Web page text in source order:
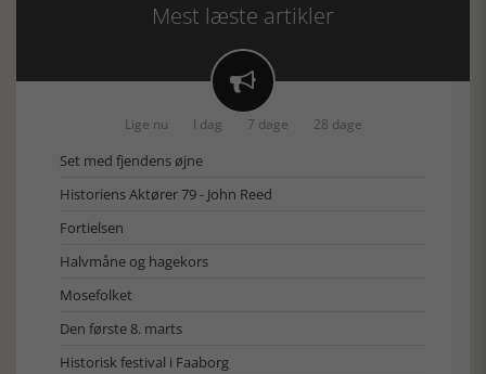
Mest læste artikler

Lige nu I dag 7 dage 28 dage
Set med fjendens øjne
Historiens Aktører 79 - John Reed
Fortielsen
Halvmåne og hagekors
Mosefolket
Den første 8. marts
Historisk festival i Faaborg